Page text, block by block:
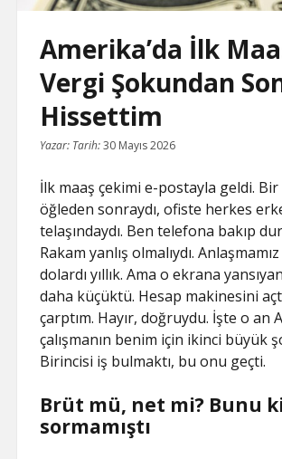
Amerika’da İlk
Vergi Şokundan
Hissettim
Yazar: Tarih:30 Mayıs 2026
İlk maaş çekimi e-postayla geldi. Bir
öğleden sonraydı, ofiste herkes
telaşındaydı. Ben telefona bakıp
Rakam yanlış olmalıydı.
dolardı yıllık. Ama o ekrana
daha küçüktü. Hesap makinesini
çarptım. Hayır, doğruydu. İşte o an
çalışmanın benim için ikinci büyük
Birincisi iş bulmaktı, bu onu geçti.
Brüt mü, net mi? Bunu
sormamıştı